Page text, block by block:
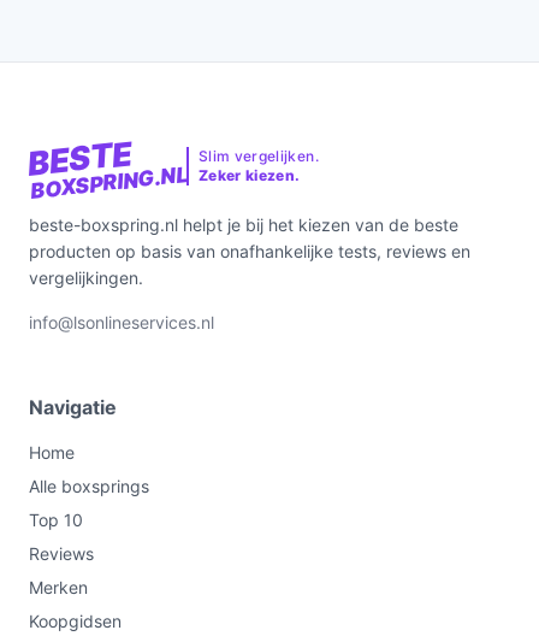
BESTE
BOXSPRING.NL
Slim vergelijken.
Zeker kiezen.
beste-boxspring.nl helpt je bij het kiezen van de beste
producten op basis van onafhankelijke tests, reviews en
vergelijkingen.
info@lsonlineservices.nl
Navigatie
Home
Alle boxsprings
Top 10
Reviews
Merken
Koopgidsen